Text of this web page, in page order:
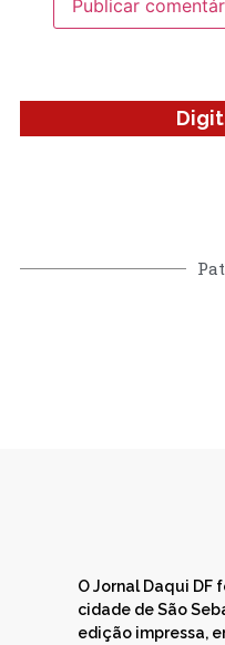
O Jornal Daqui DF
cidade de São
edição impressa,